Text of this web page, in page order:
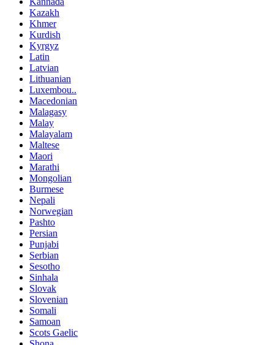
Kazakh
Khmer
Kurdish
Kyrgyz
Latin
Latvian
Lithuanian
Luxembou..
Macedonian
Malagasy
Malay
Malayalam
Maltese
Maori
Marathi
Mongolian
Burmese
Nepali
Norwegian
Pashto
Persian
Punjabi
Serbian
Sesotho
Sinhala
Slovak
Slovenian
Somali
Samoan
Scots Gaelic